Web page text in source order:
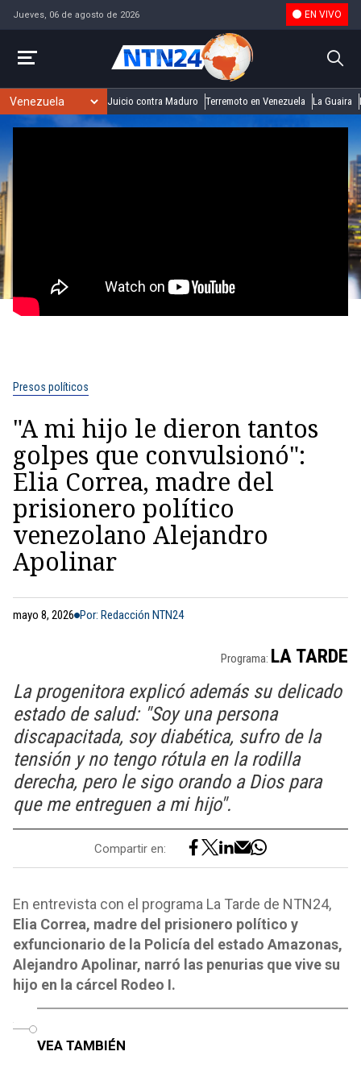
Jueves, 06 de agosto de 2026 EN VIVO
Juicio contra Maduro Terremoto en Venezuela La Guaira
Presos políticos
"A mi hijo le dieron tantos
golpes que convulsionó":
Elia Correa, madre del
prisionero político
venezolano Alejandro
Apolinar
mayo 8, 2026 Por: Redacción NTN24
Programa: LA TARDE
La progenitora explicó además su delicado
estado de salud: "Soy una persona
discapacitada, soy diabética, sufro de la
tensión y no tengo rótula en la rodilla
derecha, pero le sigo orando a Dios para
que me entreguen a mi hijo".
Compartir en:
En entrevista con el programa La Tarde de NTN24,
Elia Correa, madre del prisionero político y
exfuncionario de la Policía del estado Amazonas,
Alejandro Apolinar, narró las penurias que vive su
hijo en la cárcel Rodeo I.
VEA TAMBIÉN